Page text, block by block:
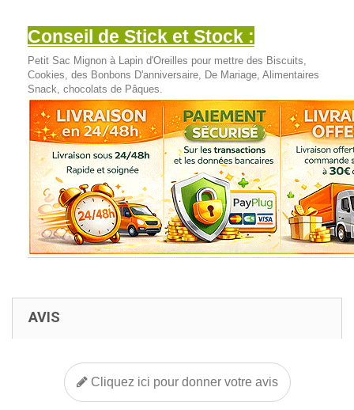
Conseil de Stick et Stock :
Petit Sac Mignon à Lapin d'Oreilles pour mettre des Biscuits,
Cookies, des Bonbons D'anniversaire, De Mariage, Alimentaires
Snack, chocolats de Pâques.
AVIS
Cliquez ici pour donner votre avis